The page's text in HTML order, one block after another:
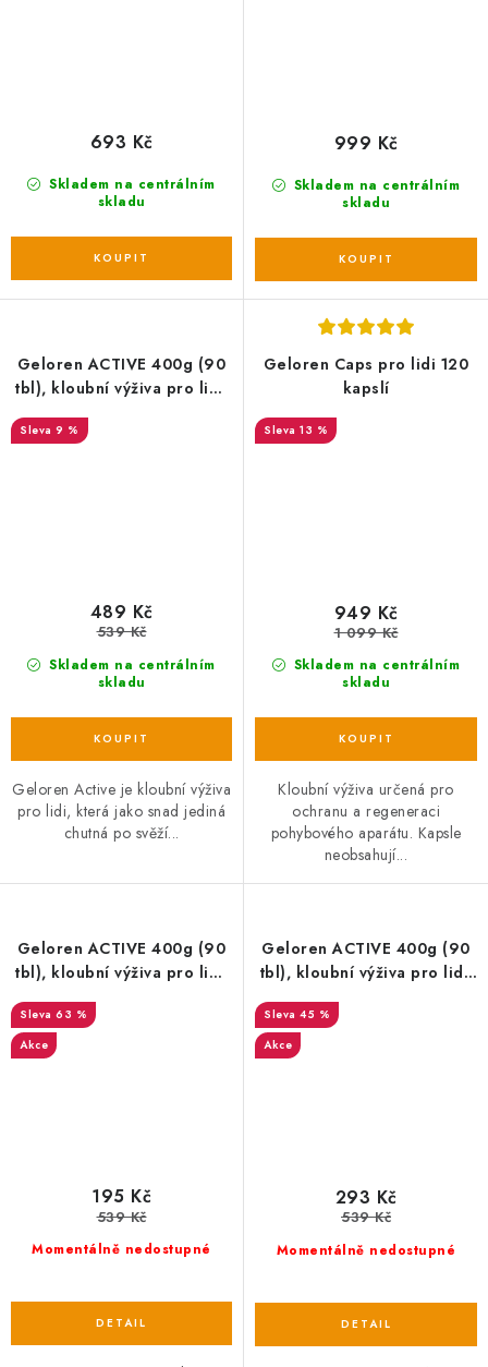
Skladem na centrálním
skladu
693 Kč
Skladem na centrálním
skladu
999 Kč
Geloren ACTIVE 400g (90
tbl), kloubní výživa pro lidi,
ostružina
9 %
Skladem na centrálním
skladu
489 Kč
539 Kč
Geloren Active je kloubní výživa
pro lidi, která jako snad jediná
chutná po svěží...
Geloren Caps pro lidi 120
kapslí
13 %
Skladem na centrálním
skladu
949 Kč
1 099 Kč
Kloubní výživa určená pro
ochranu a regeneraci
pohybového aparátu. Kapsle
neobsahují...
Geloren ACTIVE 400g (90
tbl), kloubní výživa pro lidi,
ostružina EXP
63 %
Akce
Momentálně nedostupné
195 Kč
539 Kč
Geloren ACTIVE 400g (90
tbl), kloubní výživa pro lidi,
ostružina EXP 03/25
45 %
Akce
Momentálně nedostupné
293 Kč
539 Kč